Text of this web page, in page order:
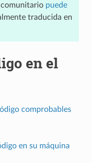
comunitario puede
traducida en
en el
comprobables
en su máquina